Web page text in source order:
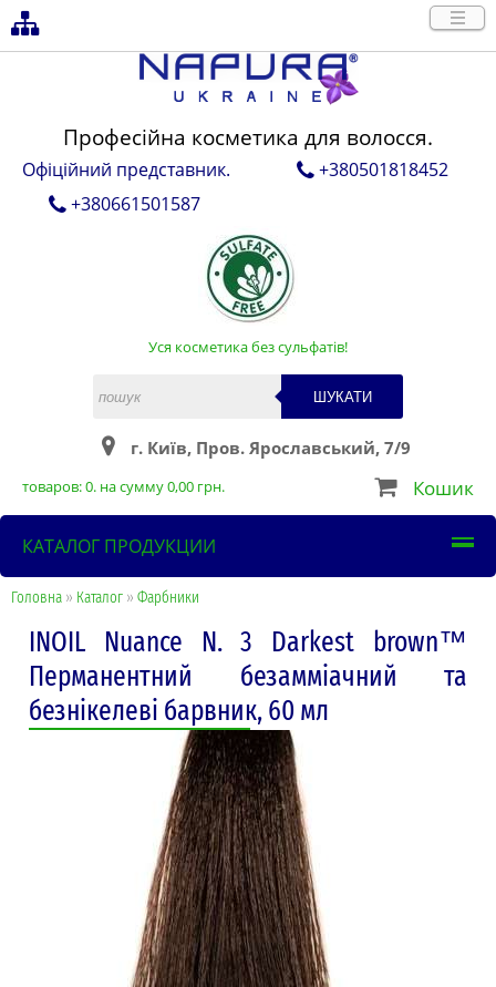
Професійна косметика для волосся.
Офіційний представник.
+380501818452
+380661501587
Уся косметика без сульфатів!
ШУКАТИ
г. Київ, Пров. Ярославський, 7/9
товаров:0. на сумму0,00 грн. Кошик
КАТАЛОГ ПРОДУКЦИИ
Головна » Каталог » Фарбники
INOIL Nuance N. 3 Darkest brown™
Перманентний безамміачний та
безнікелеві барвник, 60 мл